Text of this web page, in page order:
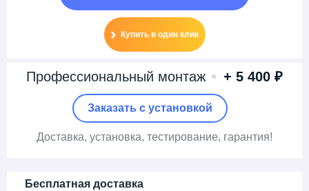
Купить в один клик
Профессиональный монтаж + 5 400 ₽
Заказать c установкой
Доставка, установка, тестирование, гарантия!
Бесплатная доставка